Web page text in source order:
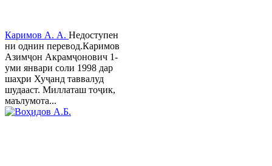
Каримов А. А. Недоступен
ни однин перевод.Каримов
Азимҷон Акрамҷонович 1-
уми январи соли 1998 дар
шаҳри Хуҷанд таввалуд
шудааст. Миллаташ тоҷик,
маълумота...